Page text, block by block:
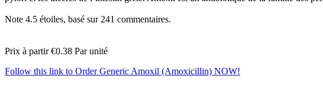
Note 4.5 étoiles, basé sur 241 commentaires.
Prix à partir€0.38 Par unité
Follow this link to Order Generic Amoxil (Amoxicillin) NOW!